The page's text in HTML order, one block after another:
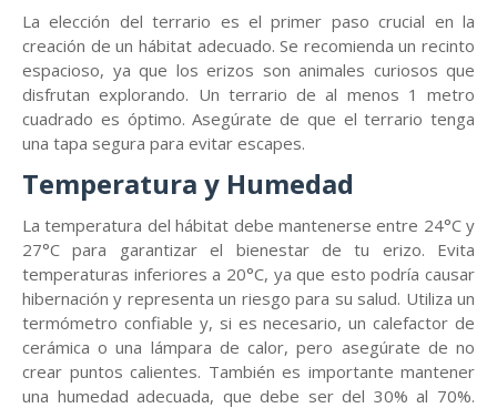
La elección del terrario es el primer paso crucial en la
creación de un hábitat adecuado. Se recomienda un recinto
espacioso, ya que los erizos son animales curiosos que
disfrutan explorando. Un terrario de al menos 1 metro
cuadrado es óptimo. Asegúrate de que el terrario tenga
una tapa segura para evitar escapes.
Temperatura y Humedad
La temperatura del hábitat debe mantenerse entre 24°C y
27°C para garantizar el bienestar de tu erizo. Evita
temperaturas inferiores a 20°C, ya que esto podría causar
hibernación y representa un riesgo para su salud. Utiliza un
termómetro confiable y, si es necesario, un calefactor de
cerámica o una lámpara de calor, pero asegúrate de no
crear puntos calientes. También es importante mantener
una humedad adecuada, que debe ser del 30% al 70%.